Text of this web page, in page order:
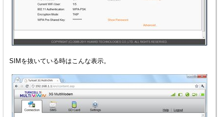
SIMを抜いている時はこんな表示。